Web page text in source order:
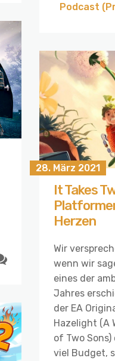
Podcast
28. März 2021
It Takes
Herzen
Wir
wenn wir
eines der
Jahres
der EA
Hazelight (A
of Two
viel Budget,